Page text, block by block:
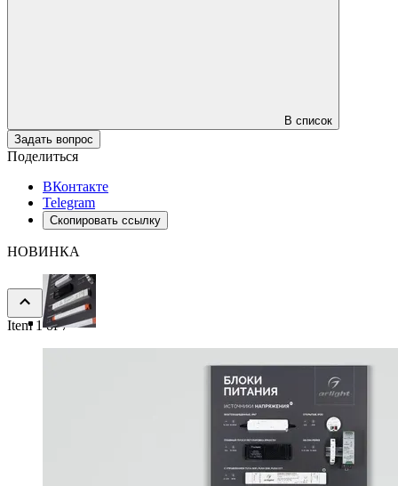
В список
Задать вопрос
Поделиться
ВКонтакте
Telegram
Скопировать ссылку
НОВИНКА
Item 1 of 7